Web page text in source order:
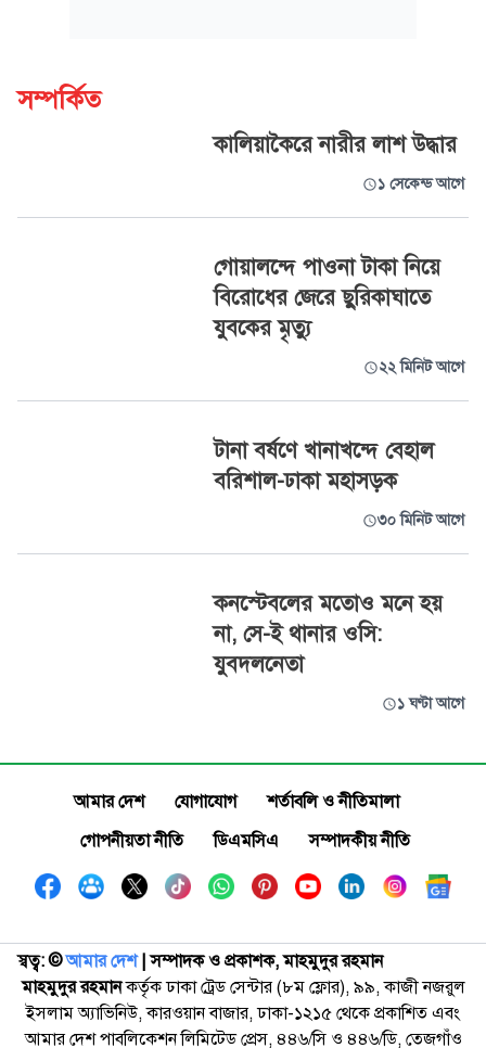
সম্পর্কিত
কালিয়াকৈরে নারীর লাশ উদ্ধার
১ সেকেন্ড আগে
গোয়ালন্দে পাওনা টাকা নিয়ে
বিরোধের জেরে ছুরিকাঘাতে
যুবকের মৃত্যু
২২ মিনিট আগে
টানা বর্ষণে খানাখন্দে বেহাল
বরিশাল-ঢাকা মহাসড়ক
৩০ মিনিট আগে
কনস্টেবলের মতোও মনে হয়
না, সে-ই থানার ওসি:
যুবদলনেতা
১ ঘণ্টা আগে
আমার দেশ যোগাযোগ
শর্তাবলি ও নীতিমালা
গোপনীয়তা নীতি
ডিএমসিএ সম্পাদকীয় নীতি
স্বত্ব: ©️আমার দেশ| সম্পাদক ও প্রকাশক, মাহমুদুর রহমান
মাহমুদুর রহমানকর্তৃক ঢাকা ট্রেড সেন্টার (৮ম ফ্লোর), ৯৯, কাজী নজরুল
ইসলাম অ্যাভিনিউ, কারওয়ান বাজার, ঢাকা-১২১৫ থেকে প্রকাশিত এবং
আমার দেশ পাবলিকেশন লিমিটেড প্রেস, ৪৪৬/সি ও ৪৪৬/ডি, তেজগাঁও